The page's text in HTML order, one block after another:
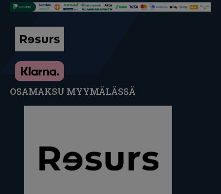
OSAMAKSU MYYMÄLÄSSÄ